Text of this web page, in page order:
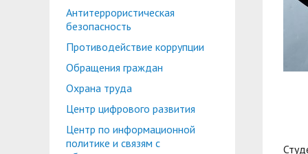
Профком студентов и аспирантов
Лучшие студенты
Вопросы ректору
Образовательный модуль «Обучение
Антитеррористическая
безопасность
Противодействие коррупции
Обращения граждан
Охрана труда
Центр цифрового развития
Центр по информационной
политике и связям с